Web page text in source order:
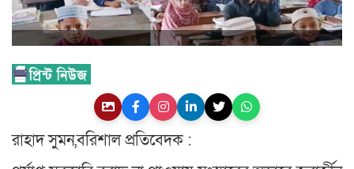
রাহাদ সুমন,বরিশাল প্রতিবেদক :